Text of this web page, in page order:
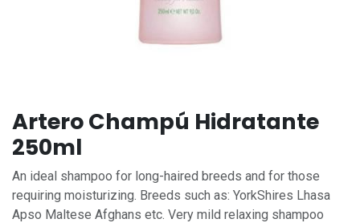
Artero Champú Hidratante
250ml
An ideal shampoo for long-haired breeds and for those
requiring moisturizing. Breeds such as: YorkShires Lhasa
Apso Maltese Afghans etc. Very mild relaxing shampoo